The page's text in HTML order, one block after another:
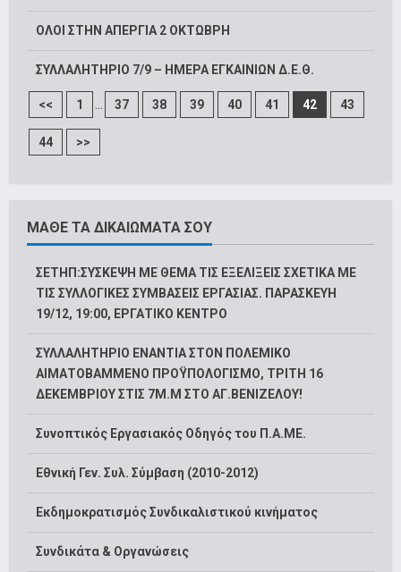
ΟΛΟΙ ΣΤΗΝ ΑΠΕΡΓΙΑ 2 ΟΚΤΩΒΡΗ
ΣΥΛΛΑΛΗΤΗΡΙΟ 7/9 – ΗΜΕΡΑ ΕΓΚΑΙΝΙΩΝ Δ.Ε.Θ.
<< 1 ... 37 38 39 40 41 42 43
44 >>
ΜΑΘΕ ΤΑ ΔΙΚΑΙΩΜΑΤΑ ΣΟΥ
ΣΕΤΗΠ:ΣΥΣΚΕΨΗ ΜΕ ΘΕΜΑ ΤΙΣ ΕΞΕΛΙΞΕΙΣ ΣΧΕΤΙΚΑ ΜΕ
ΤΙΣ ΣΥΛΛΟΓΙΚΕΣ ΣΥΜΒΑΣΕΙΣ ΕΡΓΑΣΙΑΣ. ΠΑΡΑΣΚΕΥΗ
19/12, 19:00, ΕΡΓΑΤΙΚΟ ΚΕΝΤΡΟ
ΣΥΛΛΑΛΗΤΗΡΙΟ ΕΝΑΝΤΙΑ ΣΤΟΝ ΠΟΛΕΜΙΚΟ
ΑΙΜΑΤΟΒΑΜΜΕΝΟ ΠΡΟΫΠΟΛΟΓΙΣΜΟ, ΤΡΙΤΗ 16
ΔΕΚΕΜΒΡΙΟΥ ΣΤΙΣ 7Μ.Μ ΣΤΟ ΑΓ.ΒΕΝΙΖΕΛΟΥ!
Συνοπτικός Εργασιακός Οδηγός του Π.Α.ΜΕ.
Εθνική Γεν. Συλ. Σύμβαση (2010-2012)
Εκδημοκρατισμός Συνδικαλιστικού κινήματος
Συνδικάτα & Οργανώσεις